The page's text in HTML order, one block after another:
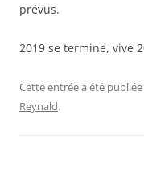
prévus.
2019 se termine, vive
Cette entrée a été
Reynald.